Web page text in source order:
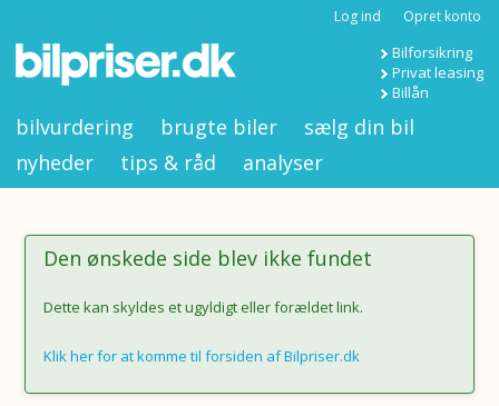
Log ind Opret konto
Bilforsikring
Privat leasing
Billån
bilvurdering brugte biler
sælg din bil
nyheder
tips & råd analyser
Den ønskede side blev ikke fundet
Dette kan skyldes et ugyldigt eller forældet link.
Klik her for at komme til forsiden af Bilpriser.dk